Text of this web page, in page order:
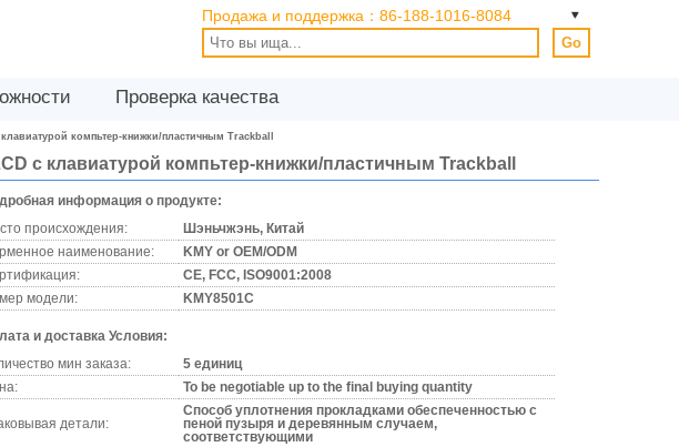
Продажа и поддержка： 86-188-1016-8084
Go
Проверка качества
компьтер-книжки/пластичным Trackball
с клавиатурой компьтер-книжки/пластичным Trackball
информация о продукте:
происхождения:
Шэньчжэнь, Китай
наименование:
KMY or OEM/ODM
CE, FCC, ISO9001:2008
модели:
KMY8501C
и доставка Условия:
мин заказа:
5 единиц
To be negotiable up to the final buying quantity
детали:
Способ уплотнения прокладками обеспеченностью с
пеной пузыря и деревянным случаем,
соответствующими